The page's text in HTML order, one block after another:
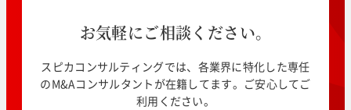
お気軽にご相談ください。
スピカコンサルティングでは、各業界に特化した専任
のM&Aコンサルタントが在籍してます。ご安心してご
利用ください。